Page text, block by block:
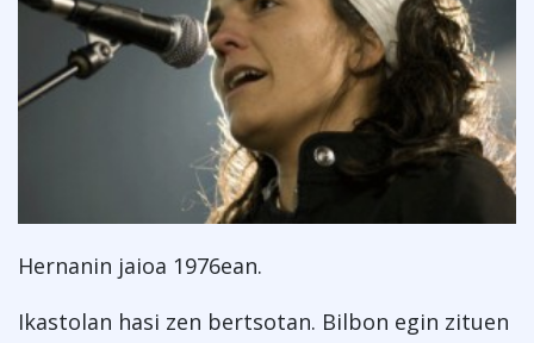
Hernanin jaioa 1976ean.
Ikastolan hasi zen bertsotan. Bilbon egin zituen